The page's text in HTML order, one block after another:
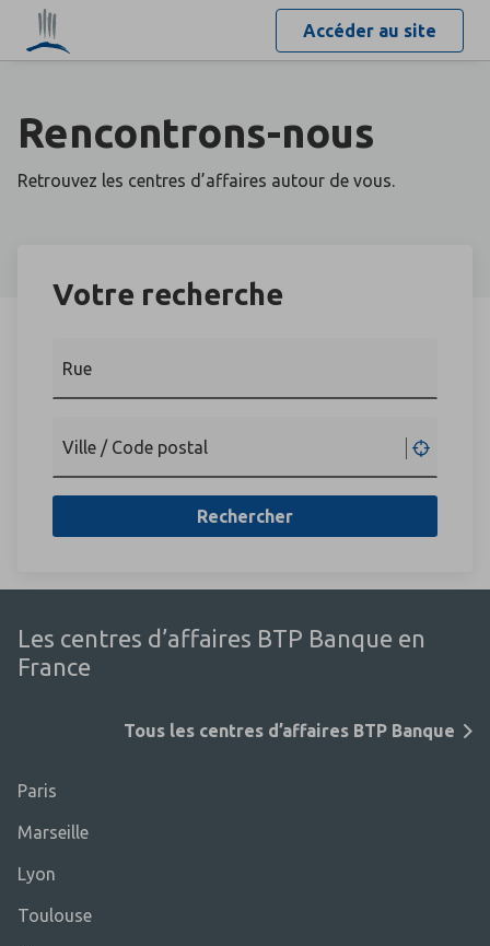
Accéder au site
Rencontrons-nous
Retrouvez les centres d’affaires autour de vous.
Votre recherche
Rue
Ville / Code postal
Rechercher
Les centres d’affaires BTP Banque en
France
Tous les centres d’affaires BTP Banque
Paris
Marseille
Lyon
Toulouse